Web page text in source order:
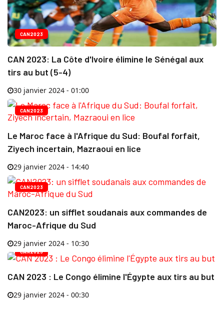
CAN2023
CAN 2023: La Côte d'Ivoire élimine le Sénégal aux
tirs au but (5-4)
30 janvier 2024 - 01:00
CAN2023
Le Maroc face à l'Afrique du Sud: Boufal forfait,
Ziyech incertain, Mazraoui en lice
29 janvier 2024 - 14:40
CAN2023
CAN2023: un sifflet soudanais aux commandes de
Maroc-Afrique du Sud
29 janvier 2024 - 10:30
CAN2023
CAN 2023 : Le Congo élimine l'Égypte aux tirs au but
29 janvier 2024 - 00:30